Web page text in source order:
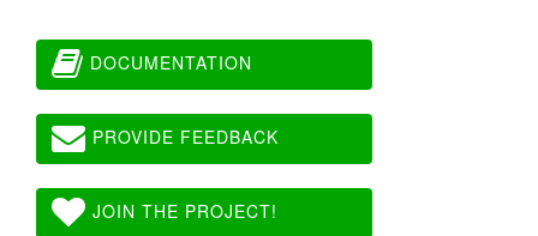
DOCUMENTATION
PROVIDE FEEDBACK
JOIN THE PROJECT!